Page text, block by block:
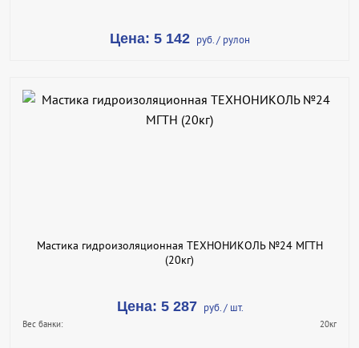
Цена: 5 142 руб. / рулон
В КОРЗИНУ
Мастика гидроизоляционная ТЕХНОНИКОЛЬ №24 МГТН
(20кг)
Цена: 5 287 руб. / шт.
Вес банки: 20кг